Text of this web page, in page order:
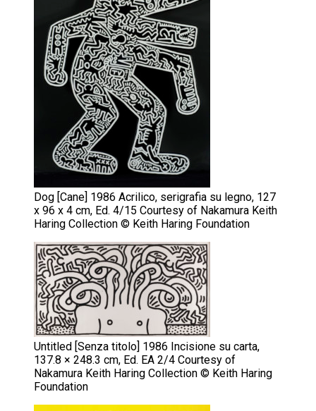
Dog [Cane] 1986 Acrilico, serigrafia su legno, 127
x 96 x 4 cm, Ed. 4/15 Courtesy of Nakamura Keith
Haring Collection © Keith Haring Foundation
Untitled [Senza titolo] 1986 Incisione su carta,
137.8 × 248.3 cm, Ed. EA 2/4 Courtesy of
Nakamura Keith Haring Collection © Keith Haring
Foundation